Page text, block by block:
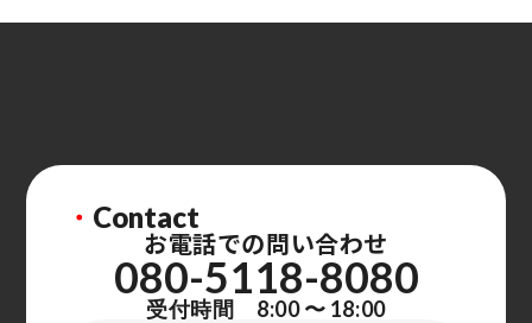
・ Contact
お電話での問い合わせ
080-5118-8080
受付時間 8:00 〜 18:00